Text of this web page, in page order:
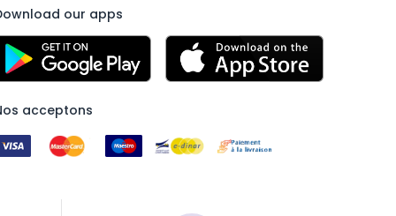
our apps
acceptons